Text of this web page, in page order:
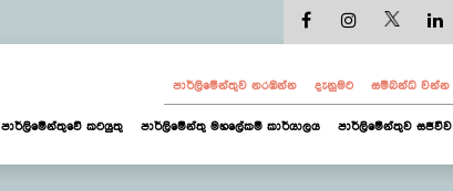
පාර්ලි‌මේන්තුව නරඹන්න දැනුමට සම්බන්ධ වන්න
පාර්ලිමේන්තුවේ කටයුතු පාර්ලිමේන්තු මහලේකම් කාර්යාලය පාර්ලිමේන්තුව සජීවීව